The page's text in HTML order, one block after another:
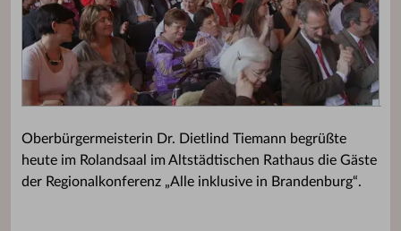
Oberbürgermeisterin Dr. Dietlind Tiemann begrüßte
heute im Rolandsaal im Altstädtischen Rathaus die Gäste
der Regionalkonferenz „Alle inklusive in Brandenburg“.